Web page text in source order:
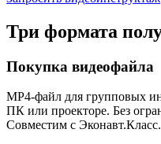
Три формата
Покупка видеофайла
MP4-файл для групповых
ПК или проекторе. Без
Совместим с Эконавт.Класс.